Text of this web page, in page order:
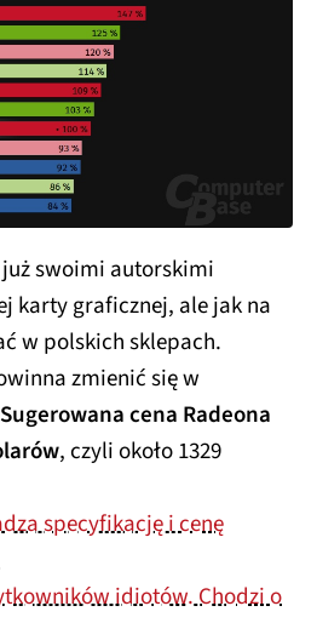
swoimi autorskimi
karty graficznej, ale jak na
w polskich sklepach.
zmienić się w
Sugerowana cena Radeona
, czyli około 1329
specyfikację i cenę
idiotów. Chodzi o